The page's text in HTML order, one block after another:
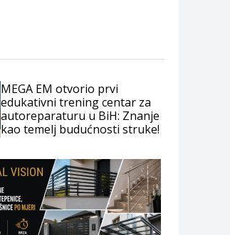
MEGA EM otvorio prvi
edukativni trening centar za
autoreparaturu u BiH: Znanje
kao temelj budućnosti struke!